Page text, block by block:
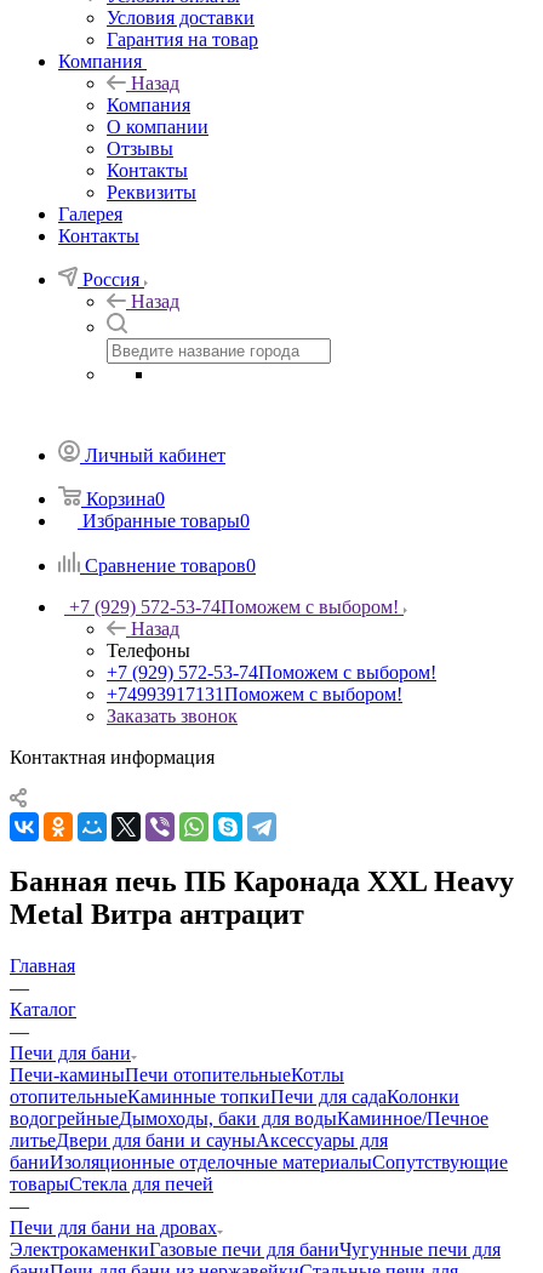
Условия доставки
Гарантия на товар
Компания
Назад
Компания
О компании
Отзывы
Контакты
Реквизиты
Галерея
Контакты
Россия
Назад
Личный кабинет
Корзина0
Избранные товары0
Сравнение товаров0
+7 (929) 572-53-74Поможем с выбором!
Назад
Телефоны
+7 (929) 572-53-74Поможем с выбором!
+74993917131Поможем с выбором!
Заказать звонок
Контактная информация
Банная печь ПБ Каронада XXL Heavy
Metal Витра антрацит
Главная
—
Каталог
—
Печи для бани
Печи-каминыПечи отопительныеКотлы
отопительныеКаминные топкиПечи для садаКолонки
водогрейныеДымоходы, баки для водыКаминное/Печное
литьеДвери для бани и сауныАксессуары для
баниИзоляционные отделочные материалыСопутствующие
товарыСтекла для печей
—
Печи для бани на дровах
ЭлектрокаменкиГазовые печи для баниЧугунные печи для